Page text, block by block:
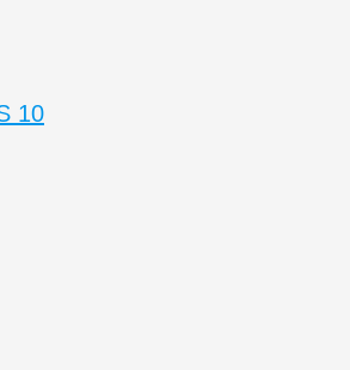
10